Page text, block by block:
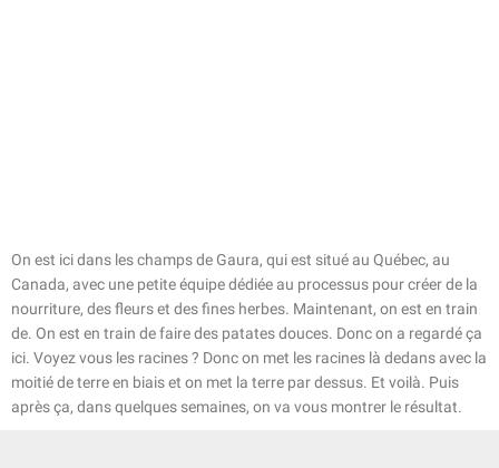
On est ici dans les champs de Gaura, qui est situé au Québec, au
Canada, avec une petite équipe dédiée au processus pour créer de la
nourriture, des fleurs et des fines herbes. Maintenant, on est en train
de. On est en train de faire des patates douces. Donc on a regardé ça
ici. Voyez vous les racines ? Donc on met les racines là dedans avec la
moitié de terre en biais et on met la terre par dessus. Et voilà. Puis
après ça, dans quelques semaines, on va vous montrer le résultat.